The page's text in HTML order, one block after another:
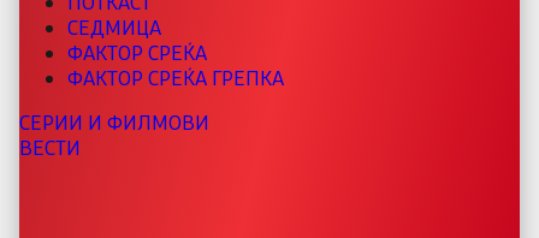
СЕДМИЦА
ФАКТОР СРЕЌА
ФАКТОР СРЕЌА ГРЕПКА
СЕРИИ И ФИЛМОВИ
ВЕСТИ